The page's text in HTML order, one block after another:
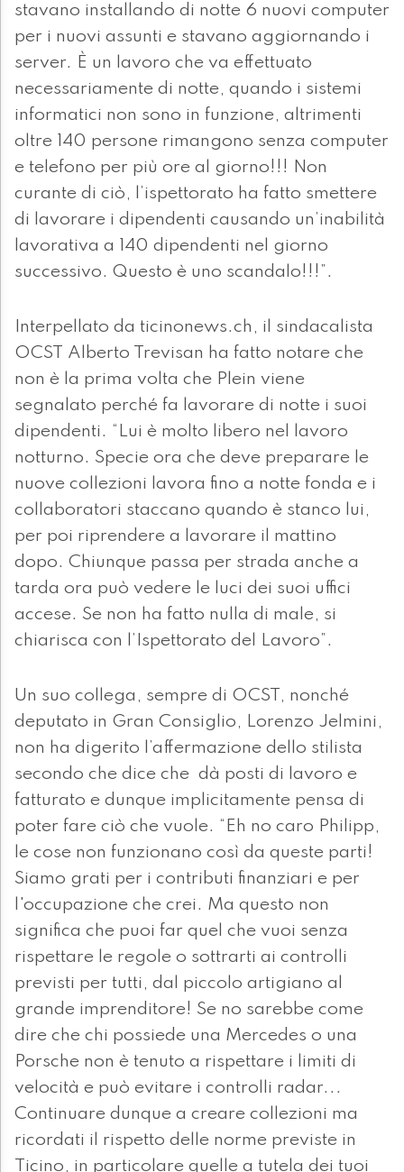
stavano installando di notte 6 nuovi computer
per i nuovi assunti e stavano aggiornando i
server. È un lavoro che va effettuato
necessariamente di notte, quando i sistemi
informatici non sono in funzione, altrimenti
oltre 140 persone rimangono senza computer
e telefono per più ore al giorno!!! Non
curante di ciò, l’ispettorato ha fatto smettere
di lavorare i dipendenti causando un’inabilità
lavorativa a 140 dipendenti nel giorno
successivo. Questo è uno scandalo!!!”.
Interpellato da ticinonews.ch, il sindacalista
OCST Alberto Trevisan ha fatto notare che
non è la prima volta che Plein viene
segnalato perché fa lavorare di notte i suoi
dipendenti. “Lui è molto libero nel lavoro
notturno. Specie ora che deve preparare le
nuove collezioni lavora fino a notte fonda e i
collaboratori staccano quando è stanco lui,
per poi riprendere a lavorare il mattino
dopo. Chiunque passa per strada anche a
tarda ora può vedere le luci dei suoi uffici
accese. Se non ha fatto nulla di male, si
chiarisca con l’Ispettorato del Lavoro”.
Un suo collega, sempre di OCST, nonché
deputato in Gran Consiglio, Lorenzo Jelmini,
non ha digerito l’affermazione dello stilista
secondo che dice che dà posti di lavoro e
fatturato e dunque implicitamente pensa di
poter fare ciò che vuole. “Eh no caro Philipp,
le cose non funzionano così da queste parti!
Siamo grati per i contributi finanziari e per
l'occupazione che crei. Ma questo non
significa che puoi far quel che vuoi senza
rispettare le regole o sottrarti ai controlli
previsti per tutti, dal piccolo artigiano al
grande imprenditore! Se no sarebbe come
dire che chi possiede una Mercedes o una
Porsche non è tenuto a rispettare i limiti di
velocità e può evitare i controlli radar...
Continuare dunque a creare collezioni ma
ricordati il rispetto delle norme previste in
Ticino, in particolare quelle a tutela dei tuoi